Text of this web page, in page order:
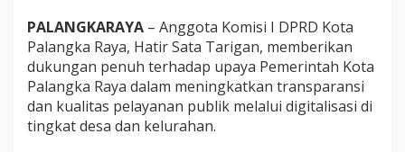
PALANGKARAYA – Anggota Komisi I DPRD Kota
Palangka Raya, Hatir Sata Tarigan, memberikan
dukungan penuh terhadap upaya Pemerintah Kota
Palangka Raya dalam meningkatkan transparansi
dan kualitas pelayanan publik melalui digitalisasi di
tingkat desa dan kelurahan.